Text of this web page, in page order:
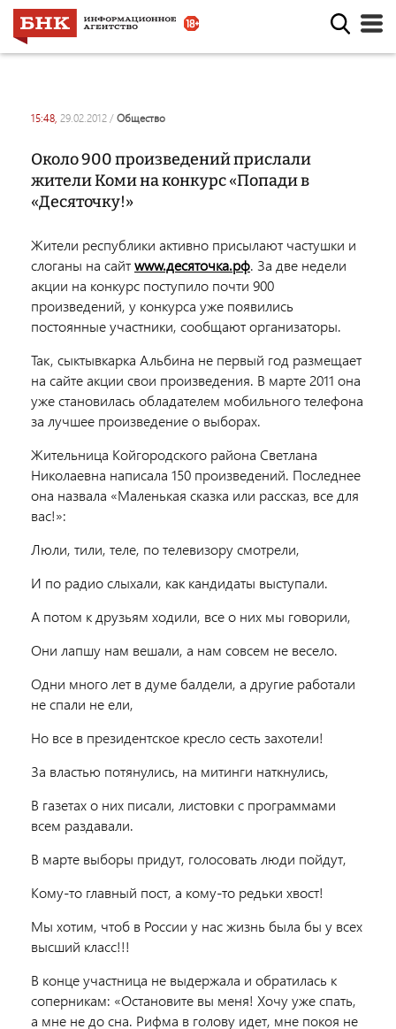
15:48, 29.02.2012 / общество
Около 900 произведений прислали
жители Коми на конкурс «Попади в
«Десяточку!»
Жители республики активно присылают частушки и
слоганы на сайтwww.десяточка.рф. За две недели
акции на конкурс поступило почти 900
произведений, у конкурса уже появились
постоянные участники, сообщают организаторы.
Так, сыктывкарка Альбина не первый год размещает
на сайте акции свои произведения. В марте 2011 она
уже становилась обладателем мобильного телефона
за лучшее произведение о выборах.
Жительница Койгородского района Светлана
Николаевна написала 150 произведений. Последнее
она назвала «Маленькая сказка или рассказ, все для
вас!»:
Люли, тили, теле, по телевизору смотрели,
И по радио слыхали, как кандидаты выступали.
А потом к друзьям ходили, все о них мы говорили,
Они лапшу нам вешали, а нам совсем не весело.
Одни много лет в думе балдели, а другие работали
не спали не ели,
Но все в президентское кресло сесть захотели!
За властью потянулись, на митинги наткнулись,
В газетах о них писали, листовки с программами
всем раздавали.
В марте выборы придут, голосовать люди пойдут,
Кому-то главный пост, а кому-то редьки хвост!
Мы хотим, чтоб в России у нас жизнь была бы у всех
высший класс!!!
В конце участница не выдержала и обратилась к
соперникам: «Остановите вы меня! Хочу уже спать,
а мне не до сна. Рифма в голову идет, мне покоя не